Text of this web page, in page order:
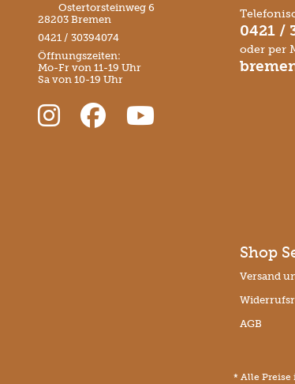
Ostertorsteinweg 6
28203 Bremen
0421 / 30394074
Öffnungszeiten:
Mo-Fr von 11-19 Uhr
Sa von 10-19 Uhr
0421 /
oder per
Shop
Versand
AGB
* Alle Preise